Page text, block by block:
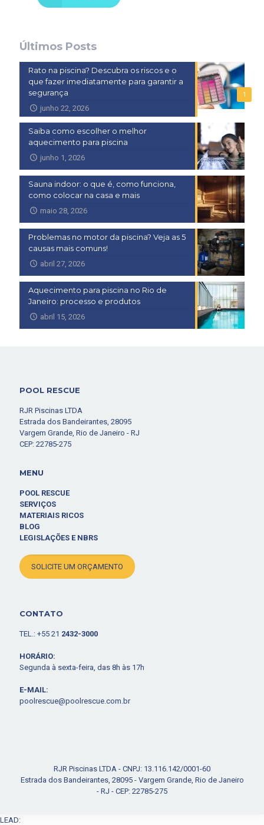
Últimos Posts
1
Rato na piscina? Descubra os riscos e o
que fazer imediatamente para garantir a
segurança
junho 22, 2026
Saiba como escolher o melhor
aquecimento para piscina
junho 1, 2026
Sauna indoor: o que é, como funciona,
como colocar na casa e mais
maio 28, 2026
Problemas no motor da piscina? Veja as 5
causas mais comuns!
abril 27, 2026
Aquecimento para piscina no Rio de
Janeiro: processo e produtos
abril 15, 2026
POOL RESCUE
RJR Piscinas LTDA
Estrada dos Bandeirantes, 28095
Vargem Grande, Rio de Janeiro - RJ
CEP: 22785-275
MENU
POOL RESCUE
SERVIÇOS
MATERIAIS RICOS
BLOG
LEGISLAÇÕES E NBRS
SOLICITE UM ORÇAMENTO
CONTATO
TEL.: +55 21 2432-3000
HORÁRIO:
Segunda à sexta-feira, das 8h às 17h
E-MAIL:
poolrescue@poolrescue.com.br
RJR Piscinas LTDA - CNPJ: 13.116.142/0001-60
Estrada dos Bandeirantes, 28095 - Vargem Grande, Rio de Janeiro
- RJ - CEP: 22785-275
LEAD: